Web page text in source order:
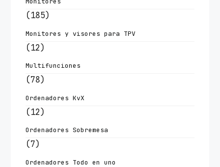
(185)
Monitores y visores para TPV
(12)
Multifunciones
(78)
Ordenadores KvX
(12)
Ordenadores Sobremesa
(7)
Ordenadores Todo en uno